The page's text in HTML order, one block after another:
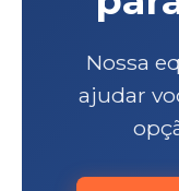
Nossa
ajudar